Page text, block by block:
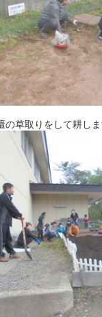
の草取りをして耕し